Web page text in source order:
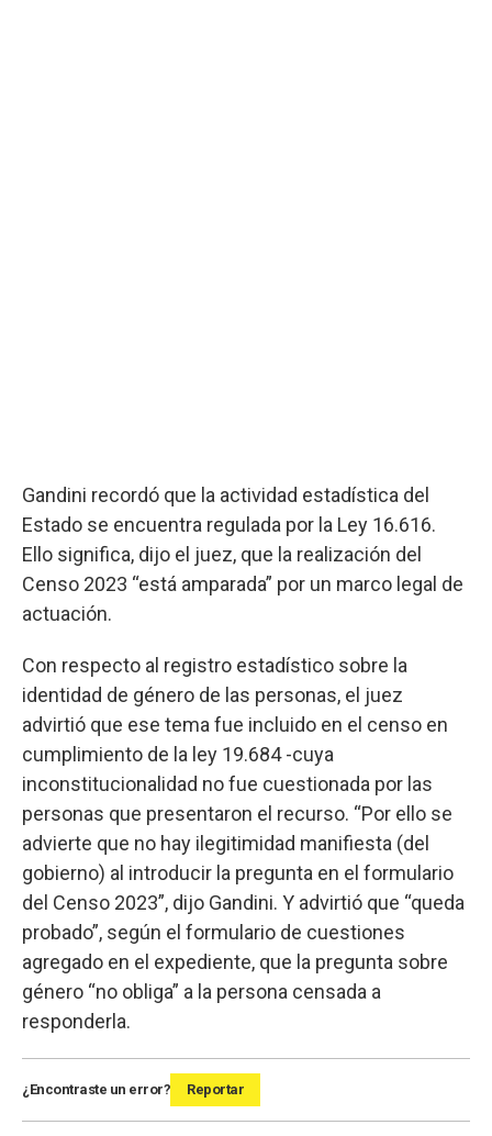
Gandini recordó que la actividad estadística del
Estado se encuentra regulada por la Ley 16.616.
Ello significa, dijo el juez, que la realización del
Censo 2023 “está amparada” por un marco legal de
actuación.
Con respecto al registro estadístico sobre la
identidad de género de las personas, el juez
advirtió que ese tema fue incluido en el censo en
cumplimiento de la ley 19.684 -cuya
inconstitucionalidad no fue cuestionada por las
personas que presentaron el recurso. “Por ello se
advierte que no hay ilegitimidad manifiesta (del
gobierno) al introducir la pregunta en el formulario
del Censo 2023”, dijo Gandini. Y advirtió que “queda
probado”, según el formulario de cuestiones
agregado en el expediente, que la pregunta sobre
género “no obliga” a la persona censada a
responderla.
¿Encontraste un error? Reportar